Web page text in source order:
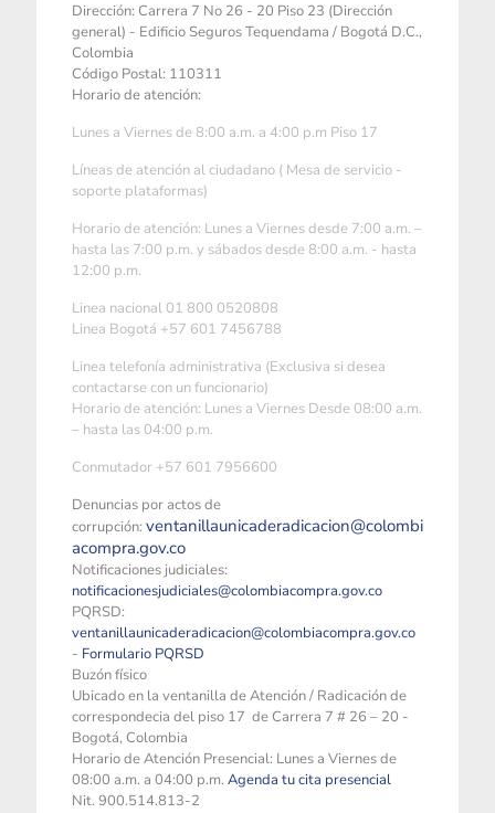
Dirección: Carrera 7 No 26 - 20 Piso 23 (Dirección
general) - Edificio Seguros Tequendama / Bogotá D.C.,
Colombia
Código Postal: 110311
Horario de atención:
Lunes a Viernes de 8:00 a.m. a 4:00 p.m Piso 17
Líneas de atención al ciudadano ( Mesa de servicio -
soporte plataformas)
Horario de atención: Lunes a Viernes desde 7:00 a.m. –
hasta las 7:00 p.m. y sábados desde 8:00 a.m. - hasta
12:00 p.m.
Linea nacional 01 800 0520808
Linea Bogotá +57 601 7456788
Linea telefonía administrativa (Exclusiva si desea
contactarse con un funcionario)
Horario de atención: Lunes a Viernes Desde 08:00 a.m.
– hasta las 04:00 p.m.
Conmutador +57 601 7956600
Denuncias por actos de
corrupción: ventanillaunicaderadicacion@colombi
acompra.gov.co
Notificaciones judiciales:
notificacionesjudiciales@colombiacompra.gov.co
PQRSD:
ventanillaunicaderadicacion@colombiacompra.gov.co
- Formulario PQRSD
Buzón físico
Ubicado en la ventanilla de Atención / Radicación de
correspondecia del piso 17 de Carrera 7 # 26 – 20 -
Bogotá, Colombia
Horario de Atención Presencial: Lunes a Viernes de
08:00 a.m. a 04:00 p.m. Agenda tu cita presencial
Nit. 900.514.813-2